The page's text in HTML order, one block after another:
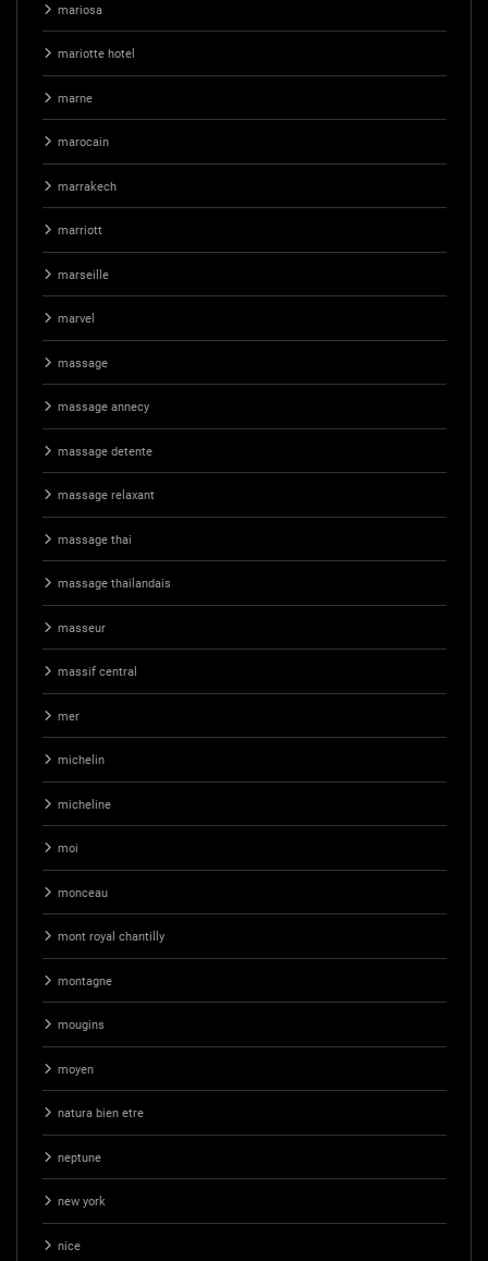
mariosa
mariotte hotel
marne
marocain
marrakech
marriott
marseille
marvel
massage
massage annecy
massage detente
massage relaxant
massage thai
massage thailandais
masseur
massif central
mer
michelin
micheline
moi
monceau
mont royal chantilly
montagne
mougins
moyen
natura bien etre
neptune
new york
nice